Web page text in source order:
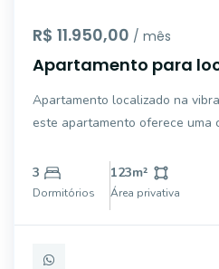
R$ 11.950,00 / mês
Apartamento para
Apartamento localizado na
este apartamento oferece uma
é ideal para quem busca um lar
distribuído. O apartamento
3
Dormitórios
123m²
Área privativa